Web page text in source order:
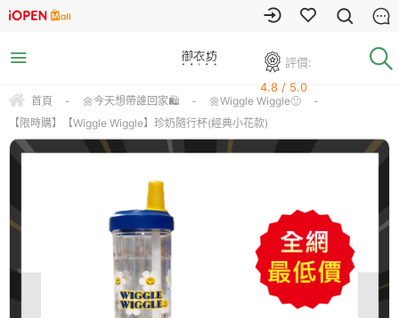
評價:
4.8 / 5.0
首頁 - 🌼今天想帶誰回家🛍️ - 🌼Wiggle Wiggle🙂
-
【限時購】【Wiggle Wiggle】珍奶隨行杯(經典小花款)